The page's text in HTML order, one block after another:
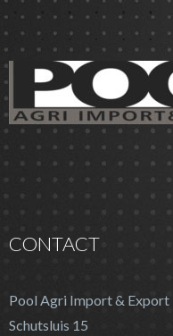
CONTACT
Pool Agri Import & Export
Schutsluis 15